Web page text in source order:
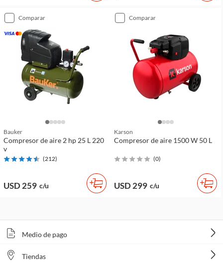
comparar
Bauker
Compresor de aire 2 hp 25 L 220
v
(212)
USD 259 c/u
comparar
Karson
Compresor de aire 1500 W 50 L
(0)
USD 299 c/u
Medio de pago
Tiendas